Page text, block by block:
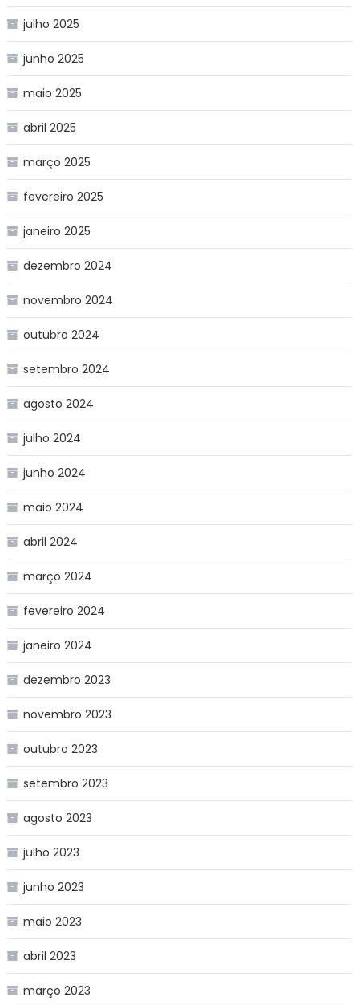
julho 2025
junho 2025
maio 2025
abril 2025
março 2025
fevereiro 2025
janeiro 2025
dezembro 2024
novembro 2024
outubro 2024
setembro 2024
agosto 2024
julho 2024
junho 2024
maio 2024
abril 2024
março 2024
fevereiro 2024
janeiro 2024
dezembro 2023
novembro 2023
outubro 2023
setembro 2023
agosto 2023
julho 2023
junho 2023
maio 2023
abril 2023
março 2023